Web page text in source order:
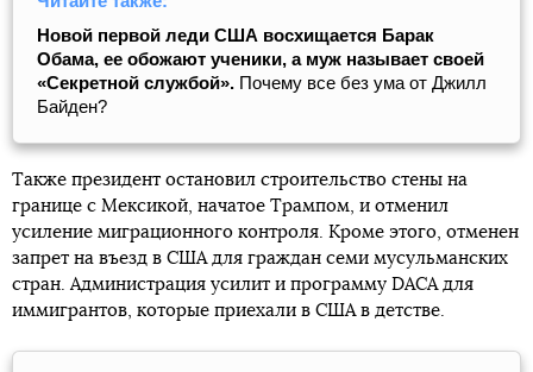
Новой первой леди США восхищается Барак
Обама, ее обожают ученики, а муж называет своей
«Секретной службой». Почему все без ума от Джилл
Байден?
Также президент остановил строительство стены на
границе с Мексикой, начатое Трампом, и отменил
усиление миграционного контроля. Кроме этого, отменен
запрет на въезд в США для граждан семи мусульманских
стран. Администрация усилит и программу DACA для
иммигрантов, которые приехали в США в детстве.